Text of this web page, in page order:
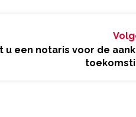
u een notaris voor de